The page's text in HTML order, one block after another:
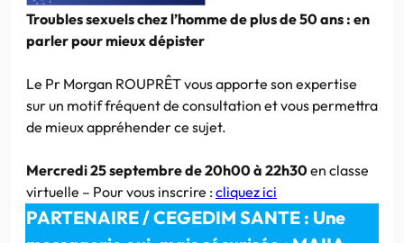
Troubles sexuels chez l’homme de plus de 50 ans : en
parler pour mieux dépister
Le Pr Morgan ROUPRÊT vous apporte son expertise
sur un motif fréquent de consultation et vous permettra
de mieux appréhender ce sujet.
Mercredi 25 septembre de 20h00 à 22h30en classe
virtuelle – Pour vous inscrire :cliquez ici
PARTENAIRE /CEGEDIM SANTE : Une